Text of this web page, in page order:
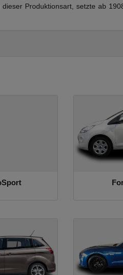
Produktionsart, setzte ab